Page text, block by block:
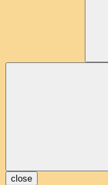
close